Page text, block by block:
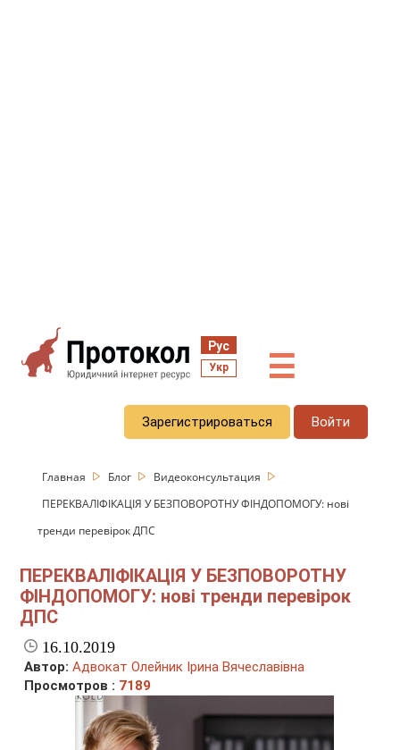
Рус
Укр ☰
Зарегистрироваться Войти
Главная Блог
Видеоконсультация
ПЕРЕКВАЛІФІКАЦІЯ У БЕЗПОВОРОТНУ ФІНДОПОМОГУ: нові
тренди перевірок ДПС
ПЕРЕКВАЛІФІКАЦІЯ У БЕЗПОВОРОТНУ
ФІНДОПОМОГУ: нові тренди перевірок
ДПС
16.10.2019
Автор: Адвокат Олейник Ірина Вячеславівна
Просмотров : 7189